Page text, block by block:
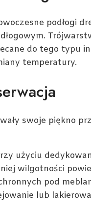
podłogi
do tego typu
temperatury.
swoje piękno
użyciu
wilgotności
pod
lub